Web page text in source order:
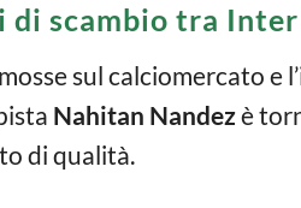
di scambio tra
sul calciomercato e
Nahitan Nandezè
di qualità.